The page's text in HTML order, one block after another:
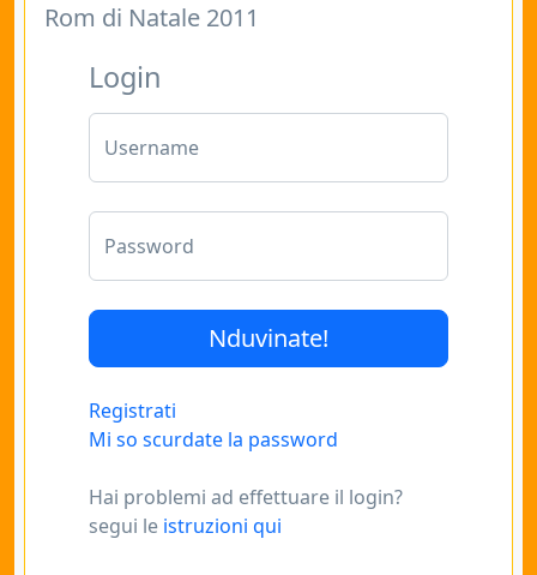
Rom di Natale 2011
Login
Username
Password
Registrati
Mi so scurdate la password
Hai problemi ad effettuare il login?
segui le istruzioni qui